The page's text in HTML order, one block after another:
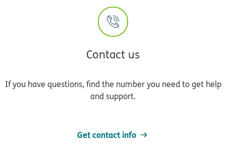
Contact us
If you have questions, find the number you need to get help
and support.
Get contact info